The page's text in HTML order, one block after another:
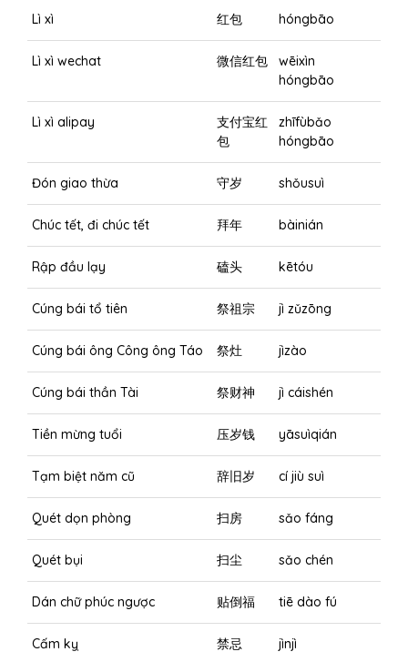
Lì xì 红包 hóngbāo
Lì xì wechat 微信红包
wēixìn
hóngbāo
Lì xì alipay
支付宝红
包
zhīfùbǎo
hóngbāo
Đón giao thừa 守岁 shǒusuì
Chúc tết, đi chúc tết 拜年 bàinián
Rập đầu lạy 磕头 kētóu
Cúng bái tổ tiên 祭祖宗 jì zǔzōng
Cúng bái ông Công ông Táo 祭灶 jìzào
Cúng bái thần Tài 祭财神 jì cáishén
Tiền mừng tuổi 压岁钱 yāsuìqián
Tạm biệt năm cũ 辞旧岁 cí jiù suì
Quét dọn phòng 扫房 sǎo fáng
Quét bụi 扫尘 sǎo chén
Dán chữ phúc ngược 贴倒福 tiē dào fú
Cấm kỵ 禁忌 jìnjì